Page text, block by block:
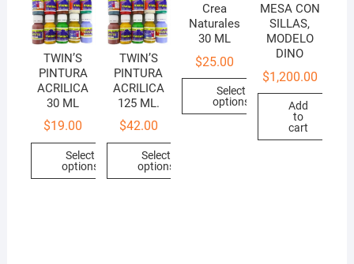
TWIN’S
PINTURA
ACRILICA
30 ML
$19.00
Select
options
TWIN’S
PINTURA
ACRILICA
125 ML.
$42.00
Select
options
Crea
Naturales
30 ML
$25.00
Select
options
MESA CON
SILLAS,
MODELO
DINO
$1,200.00
Add
to
cart